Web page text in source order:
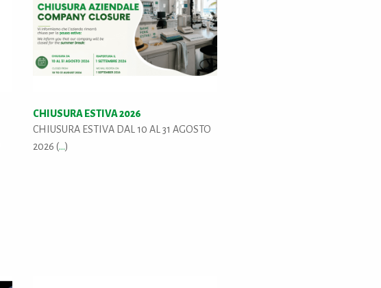
CHIUSURA ESTIVA 2026
CHIUSURA ESTIVA DAL 10 AL 31 AGOSTO
2026 (...)